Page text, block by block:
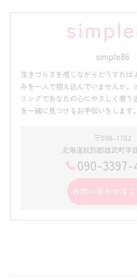
simple86
生きづらさを感じながらどうすれば
みを一人で抱え込んでいませんか。
リングであなたの心にやさしく寄り
を一緒に見つけるお手伝いをします。
〒098-1702
北海道紋別郡雄武町字
090-3397-
お問い合わせは